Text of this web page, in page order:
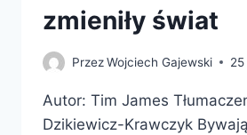
zmieniły świat
PrzezWojciech Gajewski
Autor: Tim James
Dzikiewicz-Krawczyk